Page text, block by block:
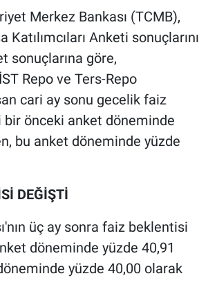
Merkez Bankası (TCMB),
Katılımcıları Anketi sonuçlarını
sonuçlarına göre,
Repo ve Ters-Repo
cari ay sonu gecelik faiz
bir önceki anket döneminde
bu anket döneminde yüzde
DEĞİŞTİ
üç ay sonra faiz beklentisi
döneminde yüzde 40,91
yüzde 40,00 olarak